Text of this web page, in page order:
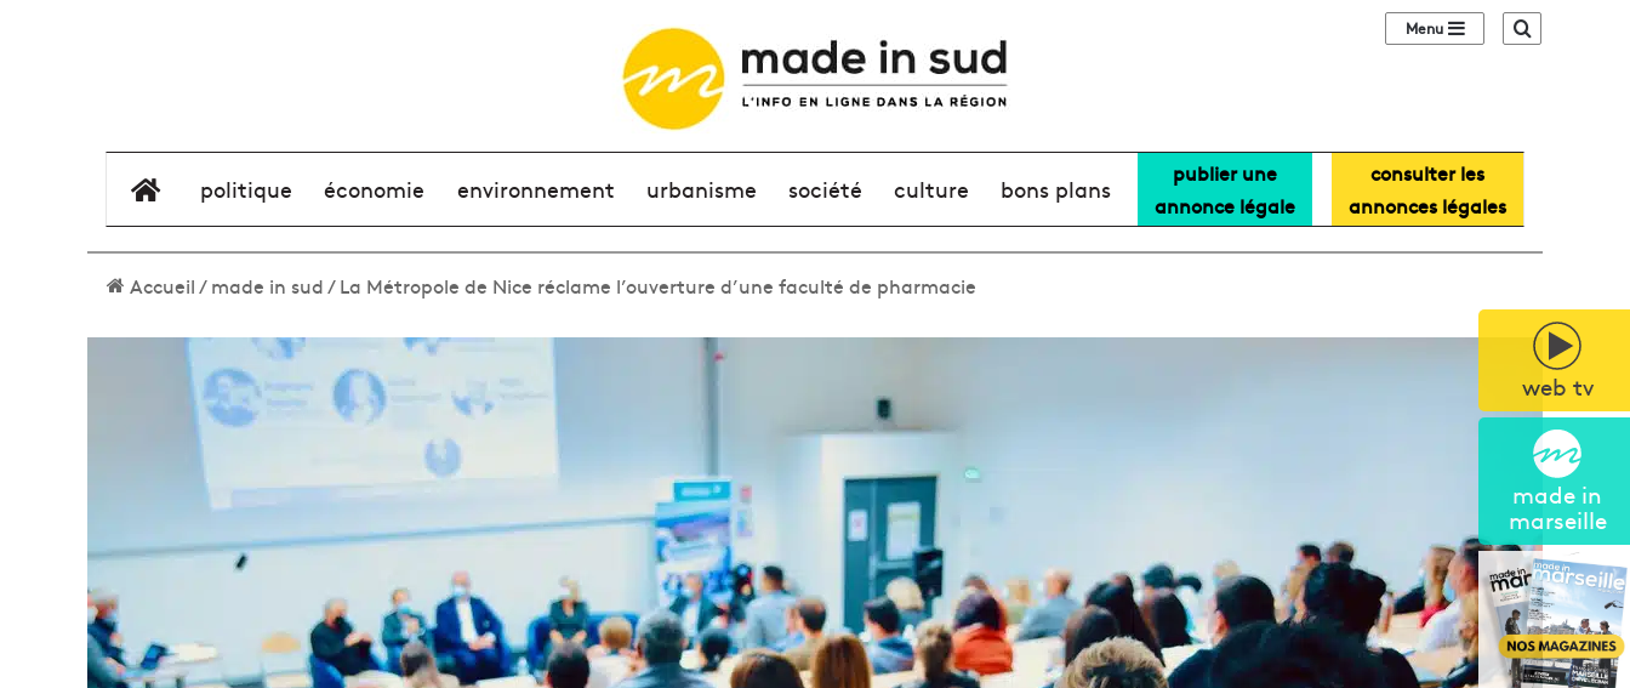
web tv
made in
marseille
Sidebar (barre
élément de menu
politique économie environnement urbanisme société culture bons plans
publier une
annonce légale
consulter les
annonces légales
Accueil/made in sud/La Métropole de Nice réclame l’ouverture d’une faculté de pharmacie